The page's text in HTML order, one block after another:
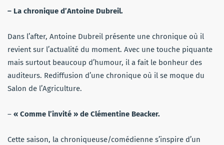
– La chronique d’Antoine Dubreil.
Dans l’after, Antoine Dubreil présente une chronique où il
revient sur l’actualité du moment. Avec une touche piquante
mais surtout beaucoup d’humour, il a fait le bonheur des
auditeurs. Rediffusion d’une chronique où il se moque du
Salon de l’Agriculture.
– « Comme l’invité » de Clémentine Beacker.
Cette saison, la chroniqueuse/comédienne s’inspire d’un